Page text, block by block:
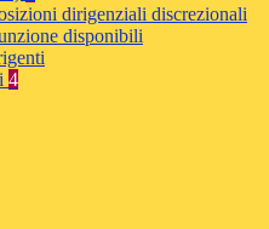
dirigenziali discrezionali
disponibili
4